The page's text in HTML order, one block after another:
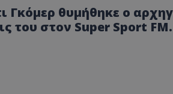
Γκόμερ θυμήθηκε ο
του στον Super Sport FM.